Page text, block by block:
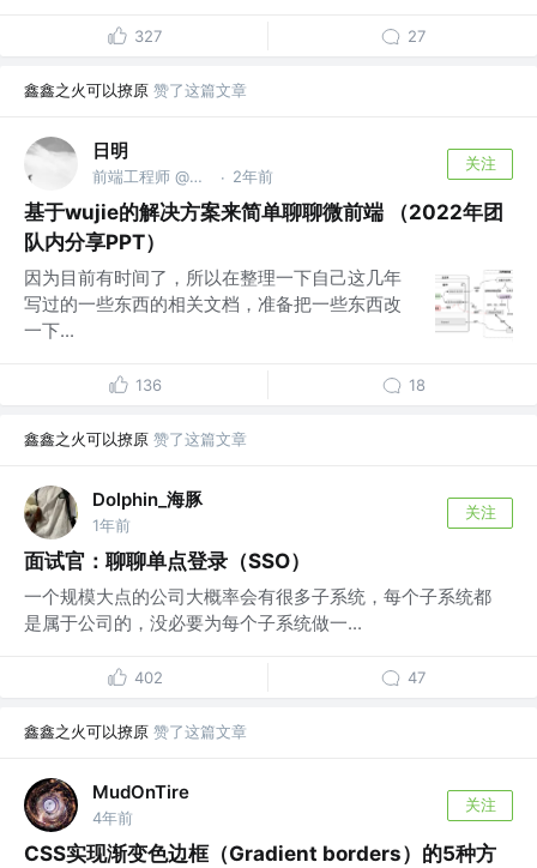
327 27
鑫鑫之火可以撩原 赞了这篇文章
日明
前端工程师 @makeblock · 2年前
关注
基于wujie的解决方案来简单聊聊微前端 （2022年团
队内分享PPT）
因为目前有时间了，所以在整理一下自己这几年
写过的一些东西的相关文档，准备把一些东西改
一下...
136 18
鑫鑫之火可以撩原 赞了这篇文章
Dolphin_海豚
1年前
关注
面试官：聊聊单点登录（SSO）
一个规模大点的公司大概率会有很多子系统，每个子系统都
是属于公司的，没必要为每个子系统做一...
402 47
鑫鑫之火可以撩原 赞了这篇文章
MudOnTire
4年前
关注
CSS实现渐变色边框（Gradient borders）的5种方